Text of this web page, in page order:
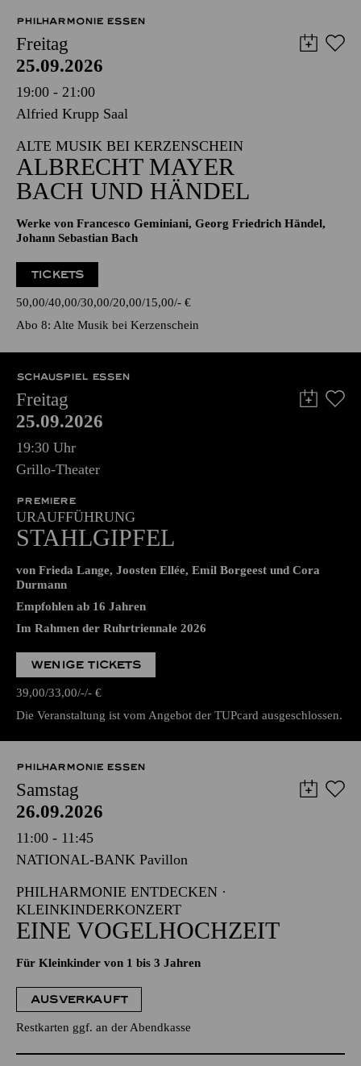
PHILHARMONIE ESSEN
Freitag
25.09.2026
19:00 - 21:00
Alfried Krupp Saal
ALTE MUSIK BEI KERZENSCHEIN
ALBRECHT MAYER
BACH UND HÄNDEL
Werke von Francesco Geminiani, Georg Friedrich Händel,
Johann Sebastian Bach
TICKETS
50,00 40,00 30,00 20,00 15,00 - €
Abo 8: Alte Musik bei Kerzenschein
SCHAUSPIEL ESSEN
Freitag
25.09.2026
19:30 Uhr
Grillo-Theater
PREMIERE
URAUFFÜHRUNG
STAHLGIPFEL
von Frieda Lange, Joosten Ellée, Emil Borgeest und Cora
Durmann
Empfohlen ab 16 Jahren
Im Rahmen der Ruhrtriennale 2026
WENIGE TICKETS
39,00 33,00 - - €
Die Veranstaltung ist vom Angebot der TUPcard ausgeschlossen.
PHILHARMONIE ESSEN
Samstag
26.09.2026
11:00 - 11:45
NATIONAL-BANK Pavillon
PHILHARMONIE ENTDECKEN ·
KLEINKINDERKONZERT
EINE VOGELHOCHZEIT
Für Kleinkinder von 1 bis 3 Jahren
AUSVERKAUFT
Restkarten ggf. an der Abendkasse